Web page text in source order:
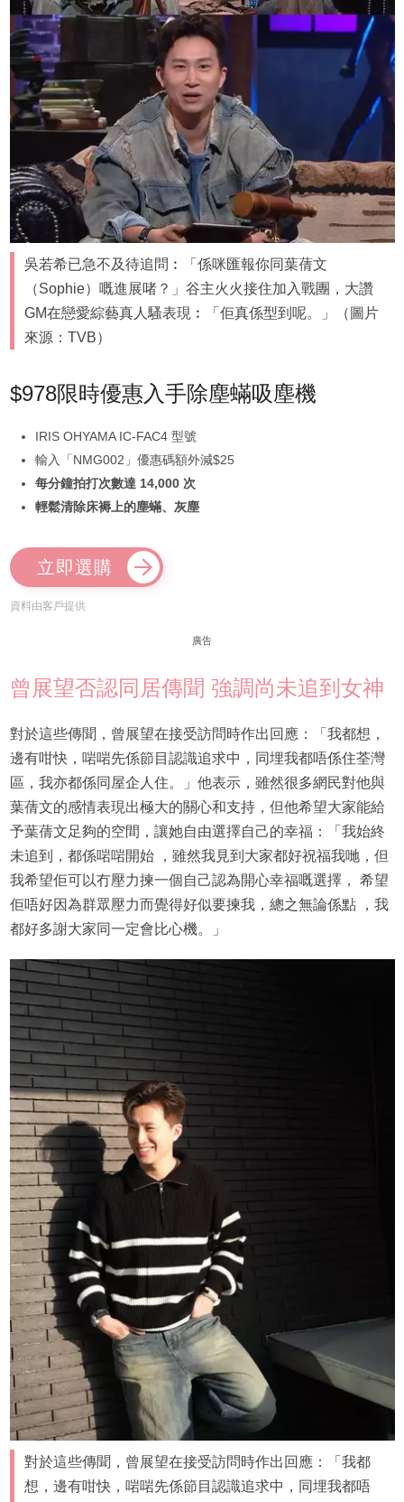
吳若希已急不及待追問︰「係咪匯報你同葉蒨文
（Sophie）嘅進展啫？」谷主火火接住加入戰團，大讚
GM在戀愛綜藝真人騷表現︰「佢真係型到呢。」（圖片
來源：TVB）
$978限時優惠入手除塵蟎吸塵機
IRIS OHYAMA IC-FAC4 型號
輸入「NMG002」優惠碼額外減$25
每分鐘拍打次數達 14,000 次
輕鬆清除床褥上的塵蟎、灰塵
立即選購
資料由客戶提供
廣告
曾展望否認同居傳聞 強調尚未追到女神
對於這些傳聞，曾展望在接受訪問時作出回應：「我都想，
邊有咁快，啱啱先係節目認識追求中，同埋我都唔係住荃灣
區，我亦都係同屋企人住。」他表示，雖然很多網民對他與
葉蒨文的感情表現出極大的關心和支持，但他希望大家能給
予葉蒨文足夠的空間，讓她自由選擇自己的幸福：「我始終
未追到，都係啱啱開始 ，雖然我見到大家都好祝福我哋，但
我希望佢可以冇壓力揀一個自己認為開心幸福嘅選擇， 希望
佢唔好因為群眾壓力而覺得好似要揀我，總之無論係點 ，我
都好多謝大家同一定會比心機。」
對於這些傳聞，曾展望在接受訪問時作出回應：「我都
想，邊有咁快，啱啱先係節目認識追求中，同埋我都唔